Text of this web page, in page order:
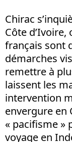
Chirac
Côte
français sont
démarches
remettre à
laissent les
intervention
envergure en
« pacifisme »
voyage en